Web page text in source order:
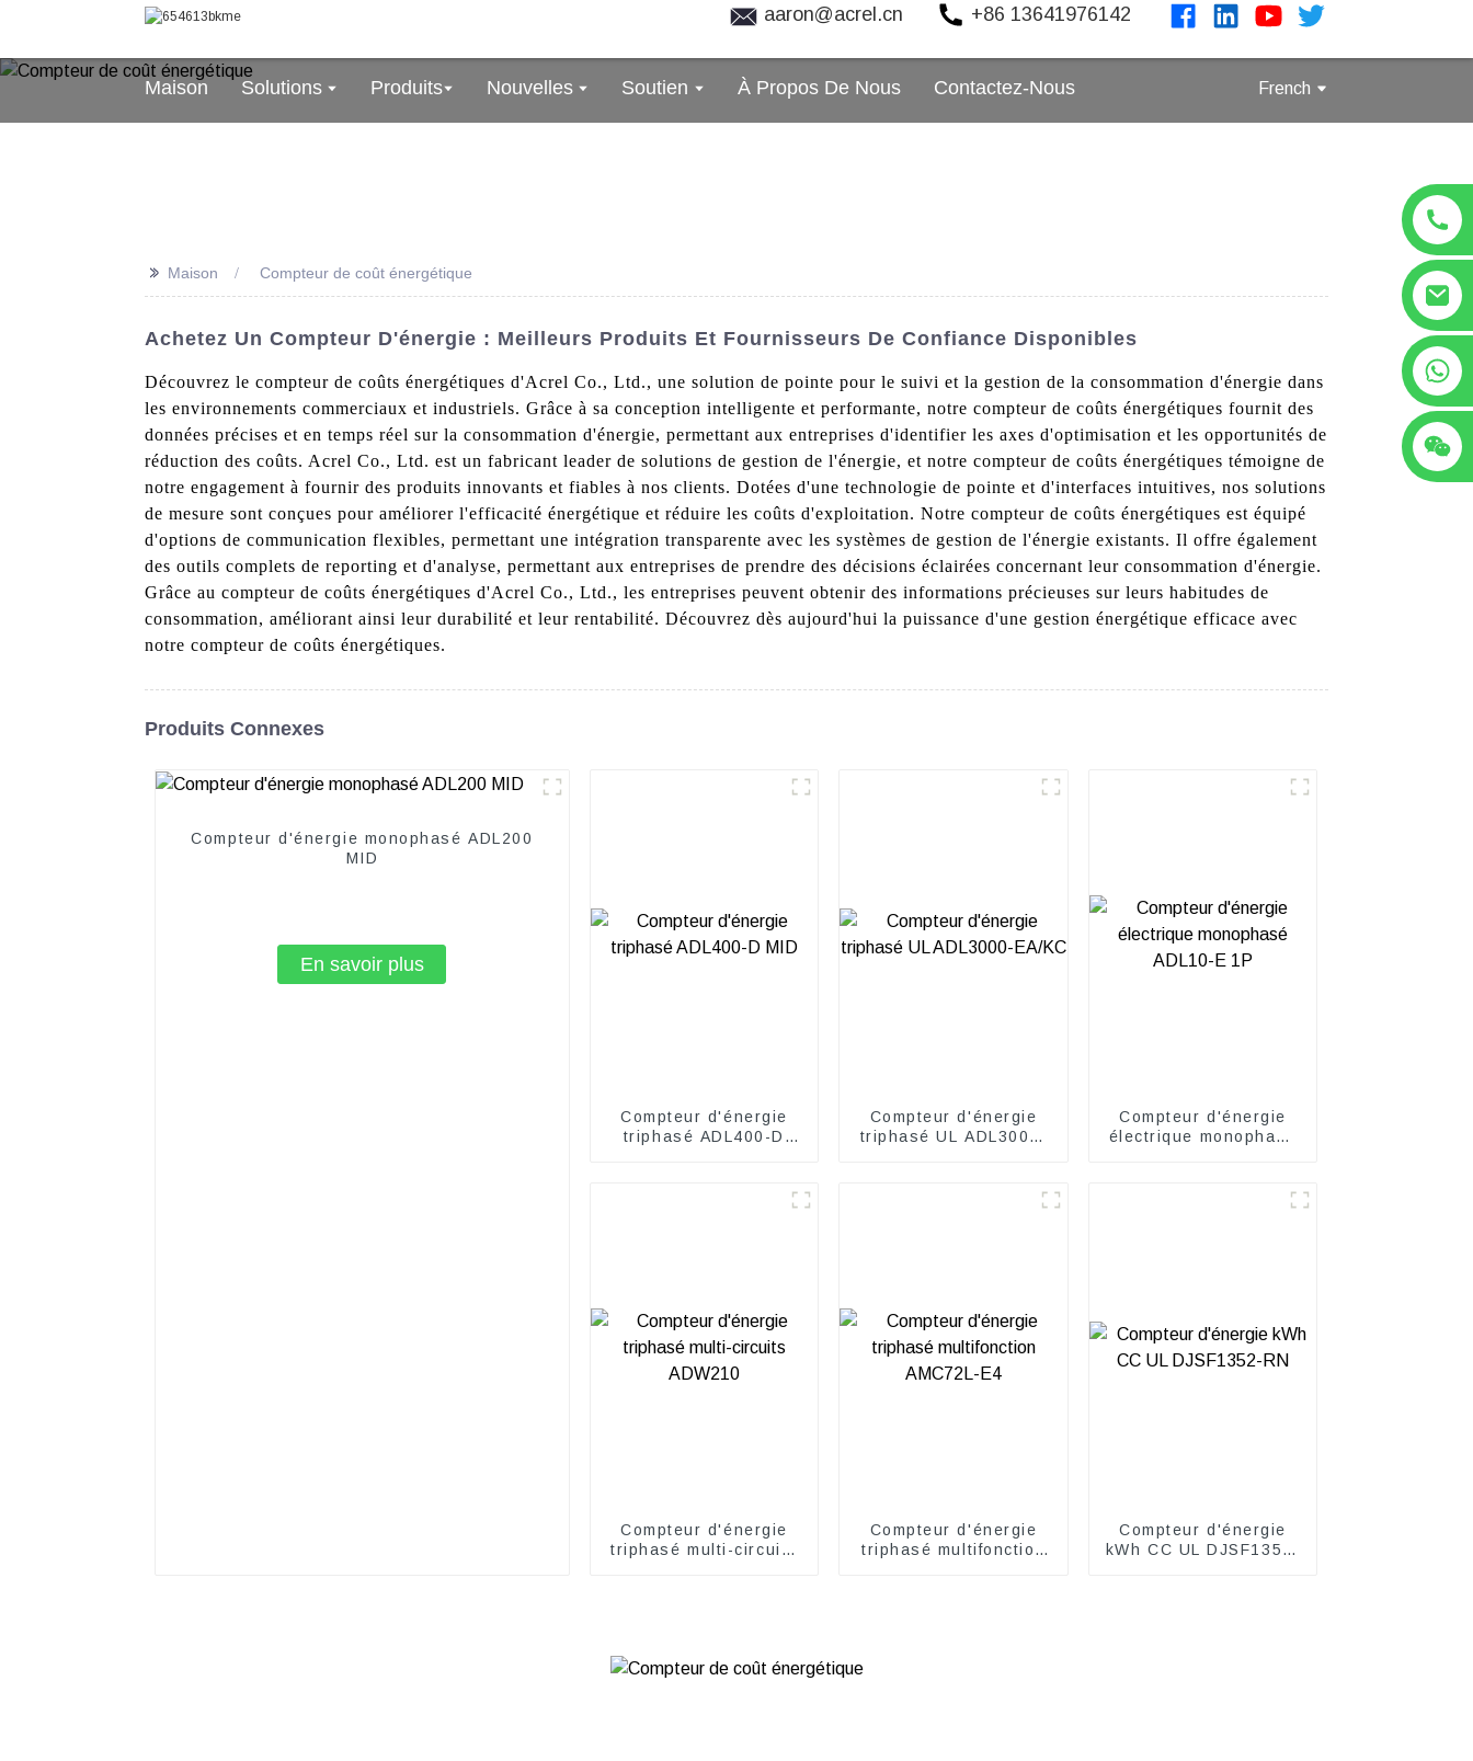
aaron@acrel.cn +86 13641976142
Maison Solutions Produits Nouvelles Soutien À Propos De Nous Contactez-Nous French
>> Maison Compteur de coût énergétique
Achetez Un Compteur D'énergie : Meilleurs Produits Et Fournisseurs De Confiance Disponibles
Découvrez le compteur de coûts énergétiques d'Acrel Co., Ltd., une solution de pointe pour le suivi et la gestion de la consommation d'énergie dans
les environnements commerciaux et industriels. Grâce à sa conception intelligente et performante, notre compteur de coûts énergétiques fournit des
données précises et en temps réel sur la consommation d'énergie, permettant aux entreprises d'identifier les axes d'optimisation et les opportunités de
réduction des coûts. Acrel Co., Ltd. est un fabricant leader de solutions de gestion de l'énergie, et notre compteur de coûts énergétiques témoigne de
notre engagement à fournir des produits innovants et fiables à nos clients. Dotées d'une technologie de pointe et d'interfaces intuitives, nos solutions
de mesure sont conçues pour améliorer l'efficacité énergétique et réduire les coûts d'exploitation. Notre compteur de coûts énergétiques est équipé
d'options de communication flexibles, permettant une intégration transparente avec les systèmes de gestion de l'énergie existants. Il offre également
des outils complets de reporting et d'analyse, permettant aux entreprises de prendre des décisions éclairées concernant leur consommation d'énergie.
Grâce au compteur de coûts énergétiques d'Acrel Co., Ltd., les entreprises peuvent obtenir des informations précieuses sur leurs habitudes de
consommation, améliorant ainsi leur durabilité et leur rentabilité. Découvrez dès aujourd'hui la puissance d'une gestion énergétique efficace avec
notre compteur de coûts énergétiques.
Produits Connexes
Compteur d'énergie monophasé ADL200
MID
En savoir plus
Compteur d'énergie
triphasé ADL400-D
Compteur d'énergie
triphasé UL ADL3000-
Compteur d'énergie
électrique monophasé
Compteur d'énergie
triphasé multi-circuits
Compteur d'énergie
triphasé multifonction
Compteur d'énergie
kWh CC UL DJSF1352-